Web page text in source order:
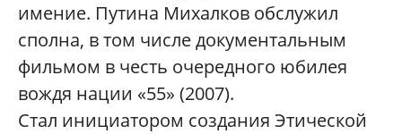
имение. Путина Михалков обслужил
сполна, в том числе документальным
фильмом в честь очередного юбилея
вождя нации «55» (2007).
Стал инициатором создания Этической